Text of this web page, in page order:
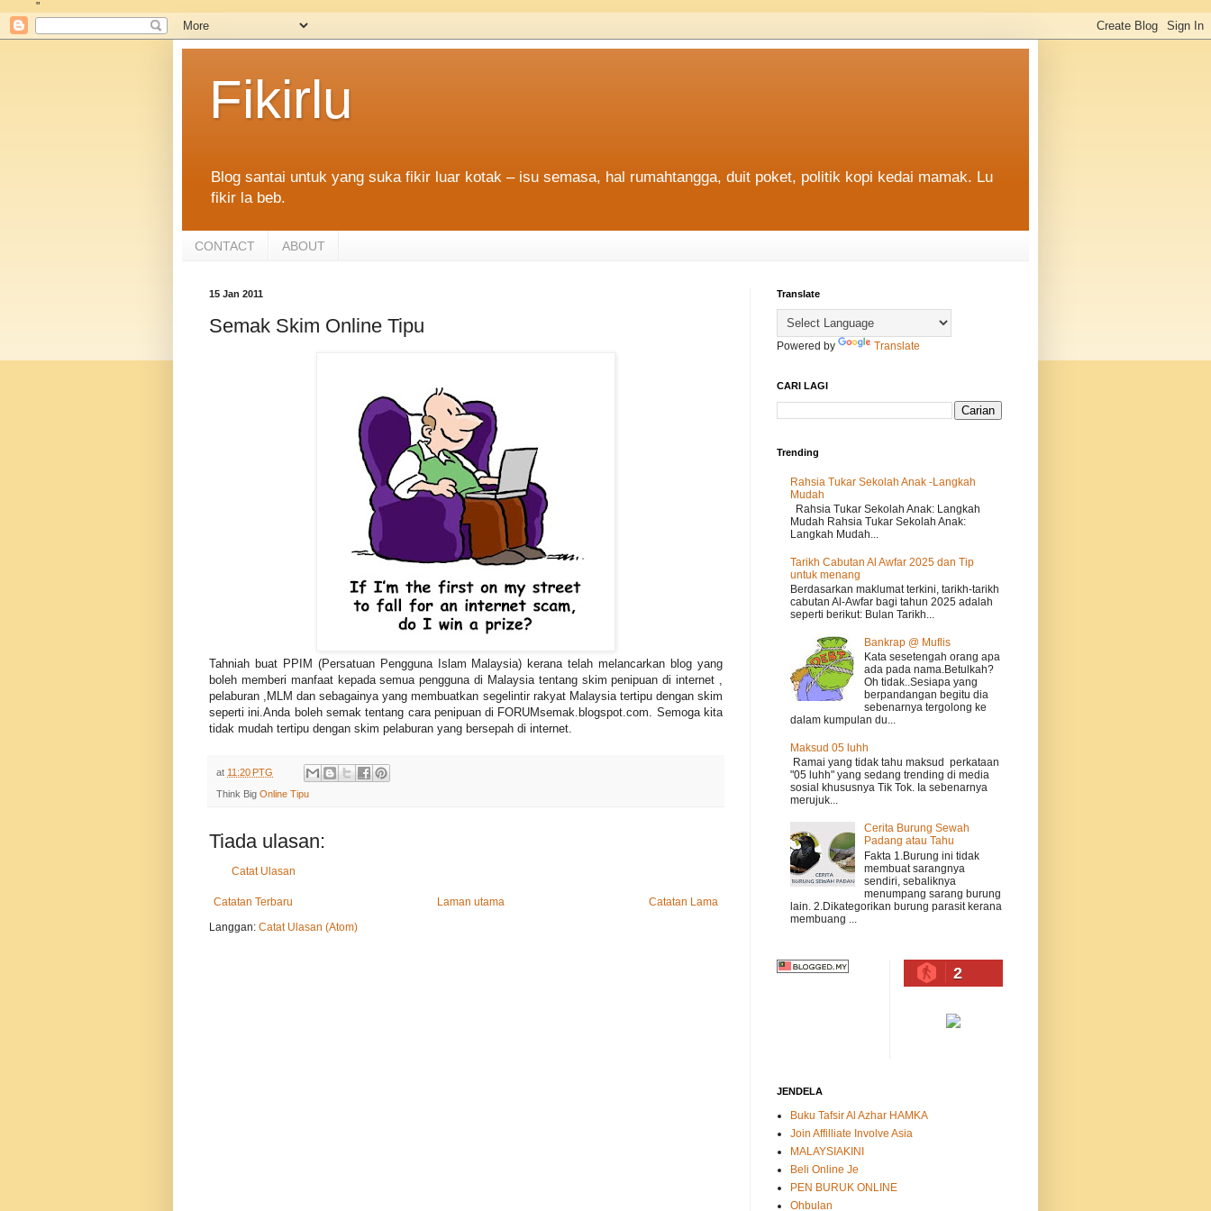
"
Fikirlu
Blog santai untuk yang suka fikir luar kotak – isu semasa, hal rumahtangga, duit poket, politik kopi kedai mamak. Lu
fikir la beb.
CONTACT ABOUT
15 Jan 2011
Semak Skim Online Tipu
Tahniah buat PPIM (Persatuan Pengguna Islam Malaysia) kerana telah melancarkan blog yang
boleh memberi manfaat kepada semua pengguna di Malaysia tentang skim penipuan di internet ,
pelaburan ,MLM dan sebagainya yang membuatkan segelintir rakyat Malaysia tertipu dengan skim
seperti ini.Anda boleh semak tentang cara penipuan di FORUMsemak.blogspot.com
Semoga kita
tidak mudah tertipu dengan skim pelaburan yang bersepah di internet.
at 11:20 PTG
Think Big Online Tipu
Tiada ulasan:
Catat Ulasan
Catatan Terbaru Catatan Lama
Laman utama
Langgan: Catat Ulasan (Atom)
Translate
Powered by Translate
CARI LAGI
Trending
Rahsia Tukar Sekolah Anak -Langkah
Mudah
Rahsia Tukar Sekolah Anak: Langkah
Mudah Rahsia Tukar Sekolah Anak:
Langkah Mudah...
Tarikh Cabutan Al Awfar 2025 dan Tip
untuk menang
Berdasarkan maklumat terkini, tarikh-tarikh
cabutan Al-Awfar bagi tahun 2025 adalah
seperti berikut: Bulan Tarikh...
Bankrap @ Muflis
Kata sesetengah orang apa
ada pada nama.Betulkah?
Oh tidak..Sesiapa yang
berpandangan begitu dia
sebenarnya tergolong ke
dalam kumpulan du...
Maksud 05 luhh
Ramai yang tidak tahu maksud perkataan
"05 luhh" yang sedang trending di media
sosial khususnya Tik Tok. Ia sebenarnya
merujuk...
Cerita Burung Sewah
Padang atau Tahu
Fakta 1.Burung ini tidak
membuat sarangnya
sendiri, sebaliknya
menumpang sarang burung
lain. 2.Dikategorikan burung parasit kerana
membuang ...
2
JENDELA
Buku Tafsir Al Azhar HAMKA
Join Affilliate Involve Asia
MALAYSIAKINI
Beli Online Je
PEN BURUK ONLINE
Ohbulan